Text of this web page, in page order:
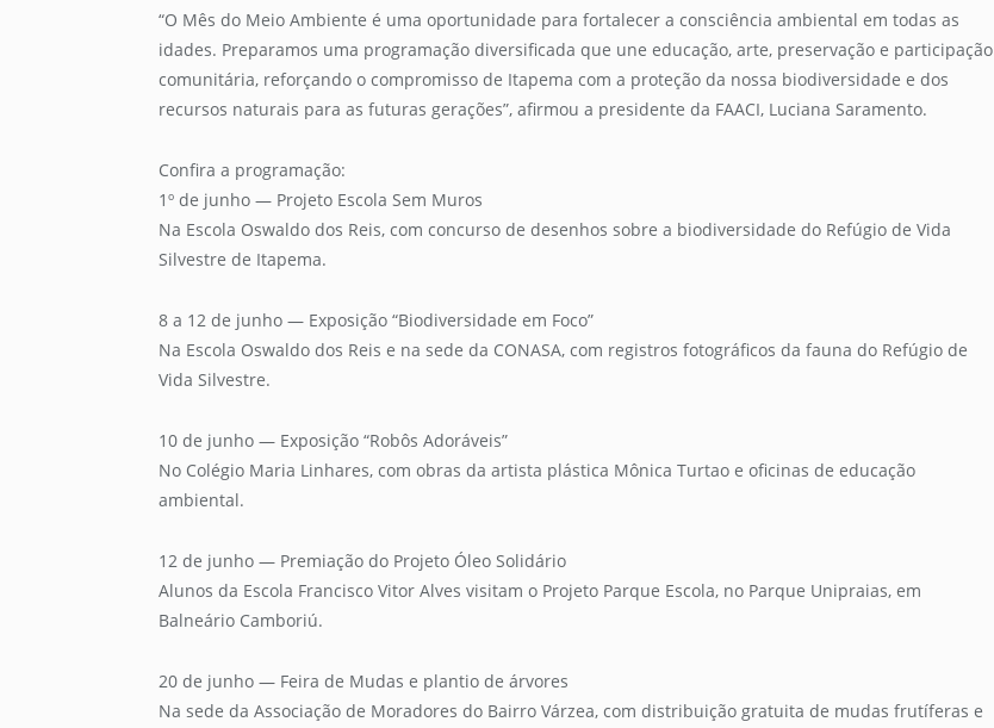
“O Mês do Meio Ambiente é uma oportunidade para fortalecer a consciência ambiental em todas as
idades. Preparamos uma programação diversificada que une educação, arte, preservação e participação
comunitária, reforçando o compromisso de Itapema com a proteção da nossa biodiversidade e dos
recursos naturais para as futuras gerações”, afirmou a presidente da FAACI, Luciana Saramento.
Confira a programação:
1º de junho — Projeto Escola Sem Muros
Na Escola Oswaldo dos Reis, com concurso de desenhos sobre a biodiversidade do Refúgio de Vida
Silvestre de Itapema.
8 a 12 de junho — Exposição “Biodiversidade em Foco”
Na Escola Oswaldo dos Reis e na sede da CONASA, com registros fotográficos da fauna do Refúgio de
Vida Silvestre.
10 de junho — Exposição “Robôs Adoráveis”
No Colégio Maria Linhares, com obras da artista plástica Mônica Turtao e oficinas de educação
ambiental.
12 de junho — Premiação do Projeto Óleo Solidário
Alunos da Escola Francisco Vitor Alves visitam o Projeto Parque Escola, no Parque Unipraias, em
Balneário Camboriú.
20 de junho — Feira de Mudas e plantio de árvores
Na sede da Associação de Moradores do Bairro Várzea, com distribuição gratuita de mudas frutíferas e